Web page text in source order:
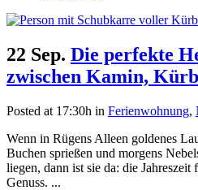
22 Sep. Die perfekte
zwischen Kamin,
Posted at 17:30h in Ferienwohnung,
Wenn in Rügens Alleen goldenes
Buchen sprießen und morgens
liegen, dann ist sie da: die
Genuss. ...